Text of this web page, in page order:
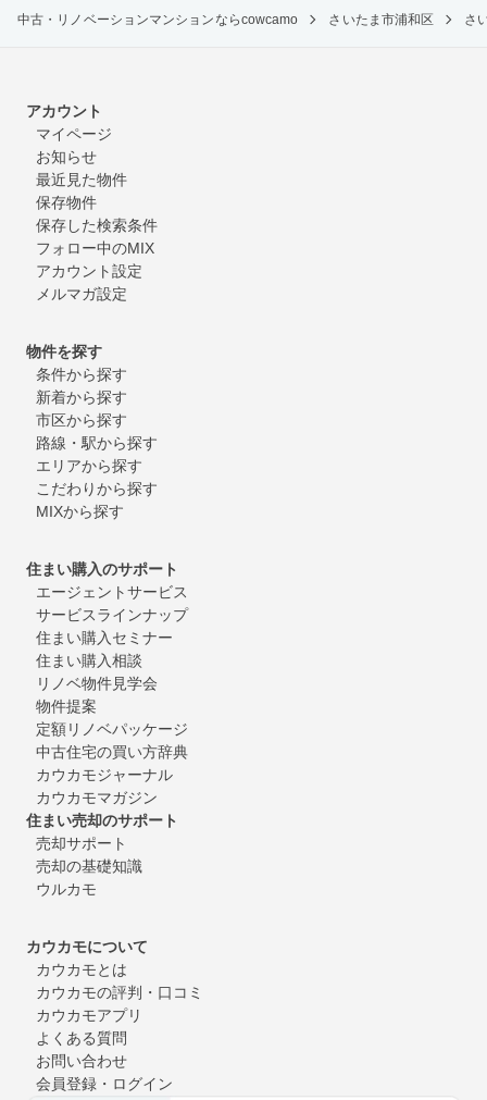
中古・リノベーションマンションならcowcamo さいたま市浦和区 さ
アカウント
マイページ
お知らせ
最近見た物件
保存物件
保存した検索条件
フォロー中のMIX
アカウント設定
メルマガ設定
物件を探す
条件から探す
新着から探す
市区から探す
路線・駅から探す
エリアから探す
こだわりから探す
MIXから探す
住まい購入のサポート
エージェントサービス
サービスラインナップ
住まい購入セミナー
住まい購入相談
リノベ物件見学会
物件提案
定額リノベパッケージ
中古住宅の買い方辞典
カウカモジャーナル
カウカモマガジン
住まい売却のサポート
売却サポート
売却の基礎知識
ウルカモ
カウカモについて
カウカモとは
カウカモの評判・口コミ
カウカモアプリ
よくある質問
お問い合わせ
会員登録・ログイン